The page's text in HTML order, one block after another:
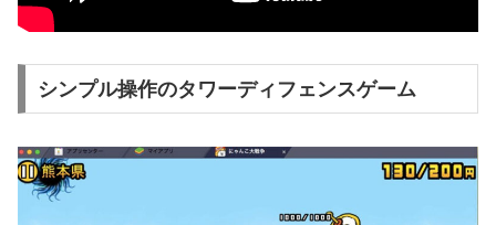
シンプル操作のタワーディフェンスゲーム